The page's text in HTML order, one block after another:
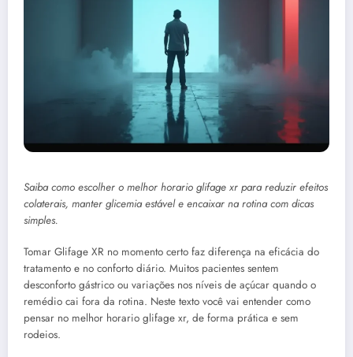
Saiba como escolher o melhor horario glifage xr para reduzir efeitos
colaterais, manter glicemia estável e encaixar na rotina com dicas
simples.
Tomar Glifage XR no momento certo faz diferença na eficácia do
tratamento e no conforto diário. Muitos pacientes sentem
desconforto gástrico ou variações nos níveis de açúcar quando o
remédio cai fora da rotina. Neste texto você vai entender como
pensar no melhor horario glifage xr, de forma prática e sem
rodeios.